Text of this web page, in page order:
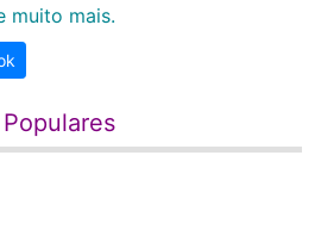
muito mais.